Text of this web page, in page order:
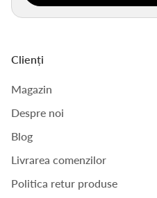
Clienți
Magazin
Despre noi
Blog
Livrarea comenzilor
Politica retur produse